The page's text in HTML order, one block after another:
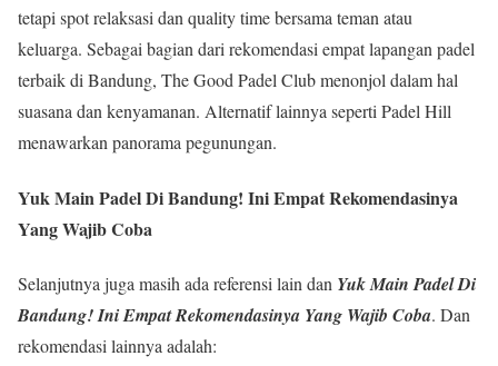
tetapi spot relaksasi dan quality time bersama teman atau
keluarga. Sebagai bagian dari rekomendasi empat lapangan padel
terbaik di Bandung, The Good Padel Club menonjol dalam hal
suasana dan kenyamanan. Alternatif lainnya seperti Padel Hill
menawarkan panorama pegunungan.
Yuk Main Padel Di Bandung! Ini Empat Rekomendasinya
Yang Wajib Coba
Selanjutnya juga masih ada referensi lain dan Yuk Main Padel Di
Bandung! Ini Empat Rekomendasinya Yang Wajib Coba. Dan
rekomendasi lainnya adalah: